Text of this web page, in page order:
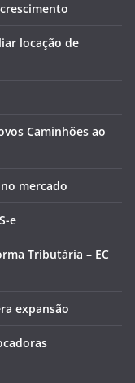
locação de
Caminhões ao
mercado
e
Tributária – EC
expansão